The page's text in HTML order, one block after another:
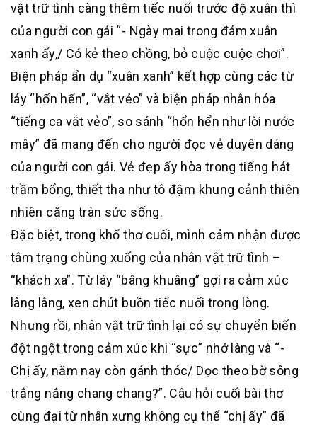
vật trữ tình càng thêm tiếc nuối trước độ xuân thì
của người con gái “- Ngày mai trong đám xuân
xanh ấy,/ Có kẻ theo chồng, bỏ cuộc cuộc chơi”.
Biện pháp ẩn dụ “xuân xanh” kết hợp cùng các từ
láy “hổn hển”, “vắt vẻo” và biện pháp nhân hóa
“tiếng ca vắt vẻo”, so sánh “hổn hển như lời nước
mây” đã mang đến cho người đọc vẻ duyên dáng
của người con gái. Vẻ đẹp ấy hòa trong tiếng hát
trầm bổng, thiết tha như tô đậm khung cảnh thiên
nhiên căng tràn sức sống.
Đặc biệt, trong khổ thơ cuối, mình cảm nhận được
tâm trạng chùng xuống của nhân vật trữ tình –
“khách xa”. Từ láy “bâng khuâng” gợi ra cảm xúc
lâng lâng, xen chút buồn tiếc nuối trong lòng.
Nhưng rồi, nhân vật trữ tình lại có sự chuyển biến
đột ngột trong cảm xúc khi “sực” nhớ làng và “-
Chị ấy, năm nay còn gánh thóc/ Dọc theo bờ sông
trắng nắng chang chang?”. Câu hỏi cuối bài thơ
cùng đại từ nhân xưng không cụ thể “chị ấy” đã